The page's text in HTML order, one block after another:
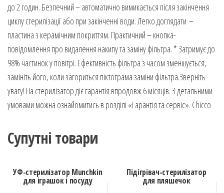
до 2 годин. Безпечний – автоматично вимикається після закінчення
циклу стерилізації або при закінченні води. Легко доглядати –
пластина з керамічним покриттям. Практичний – кнопка-
повідомлення про видалення накипу та заміну фільтра. * Затримує до
98% частинок у повітрі. Ефективність фільтра з часом зменшується,
замініть його, коли загориться піктограма заміни фільтра.Зверніть
увагу! На стерилізатор діє гарантія впродовж 6 місяців. З детальними
умовами можна ознайомитись в розділі «Гарантія та сервіс». Chicco
Супутні товари
УФ-стерилізатор Munchkin
для іграшок і посуду
Підігрівач-стерилізатор
для пляшечок